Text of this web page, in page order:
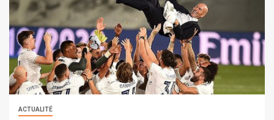
ACTUALITÉ